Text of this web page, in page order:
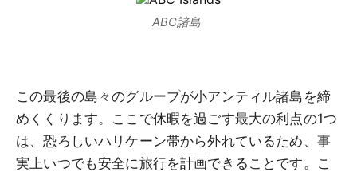
ABC諸島
この最後の島々のグループが小アンティル諸島を締
めくくります。ここで休暇を過ごす最大の利点の1つ
は、恐ろしいハリケーン帯から外れているため、事
実上いつでも安全に旅行を計画できることです。こ